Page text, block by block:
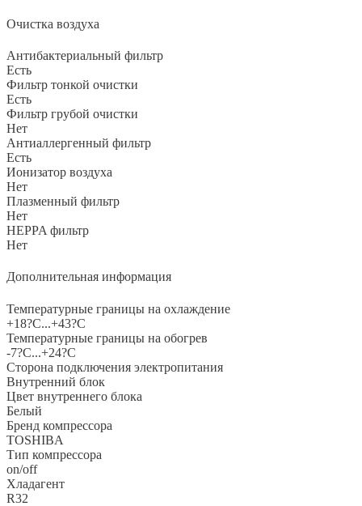
Очистка воздуха
Антибактериальный фильтр
Есть
Фильтр тонкой очистки
Есть
Фильтр грубой очистки
Нет
Антиаллергенный фильтр
Есть
Ионизатор воздуха
Нет
Плазменный фильтр
Нет
HEPPA фильтр
Нет
Дополнительная информация
Температурные границы на охлаждение
+18?С...+43?С
Температурные границы на обогрев
-7?С...+24?С
Сторона подключения электропитания
Внутренний блок
Цвет внутреннего блока
Белый
Бренд компрессора
TOSHIBA
Тип компрессора
on/off
Хладагент
R32